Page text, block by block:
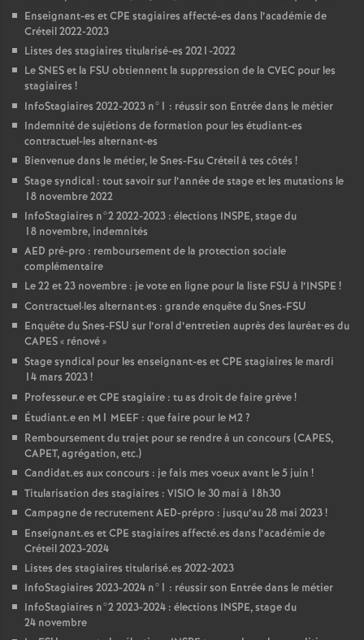
Enseignant-es etCPE stagiaires affecté-es dans l’académie de
Créteil 2022-2023
Listes des stagiaires titularisé-es 2021-2022
LeSNESet la FSU obtiennent la suppression de la CVEC pour les
stagiaires !
InfoStagiaires 2022-2023 n°1 : réussir son Entrée dans le métier
Indemnité de sujétions de formation pour les étudiant-es
contractuel-les alternant-es
Bienvenue dans le métier, le Snes-Fsu Créteil à tes côtés !
Stage syndical : tout savoir sur l’année de stage et les mutations le
18 novembre 2022
InfoStagiaires n°2 2022-2023 : élections INSPE, stage du
18 novembre, indemnités
AED pré-pro : remboursement de la protection sociale
complémentaire
Le 22 et 23 novembre : je vote en ligne pour la liste FSU à l’INSPE !
Contractuel·les alternant·es : grande enquête du Snes-FSU
Enquête du Snes-FSU sur l’oral d’entretien auprès des lauréat•es du
CAPES« rénové»
Stage syndical pour les enseignant-es etCPE stagiaires le mardi
14 mars 2023!
Professeur.e etCPE stagiaire : tu as droit de faire grève!
Étudiant.e en M1 MEEF : que faire pour le M2?
Remboursement du trajet pour se rendre à un concours (CAPES,
CAPET, agrégation, etc.)
Candidat.es aux concours : je fais mes voeux avant le 5 juin !
Titularisation des stagiaires : VISIO le 30 mai à 18h30
Campagne de recrutementAED-prépro : jusqu’au 28 mai 2023!
Enseignant.es etCPE stagiaires affecté.es dans l’académie de
Créteil 2023-2024
Listes des stagiaires titularisé.es 2022-2023
InfoStagiaires 2023-2024 n°1 : réussir son Entrée dans le métier
InfoStagiaires n°2 2023-2024 : élections INSPE, stage du
24 novembre